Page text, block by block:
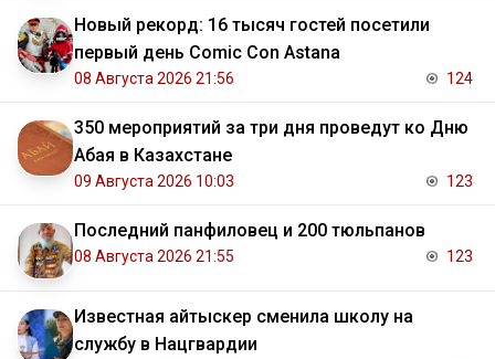
Новый рекорд: 16 тысяч гостей посетили
первый день Comic Con Astana
08 Августа 2026 21:56 124
350 мероприятий за три дня проведут ко Дню
Абая в Казахстане
09 Августа 2026 10:03 123
Последний панфиловец и 200 тюльпанов
08 Августа 2026 21:55 123
Известная айтыскер сменила школу на
службу в Нацгвардии